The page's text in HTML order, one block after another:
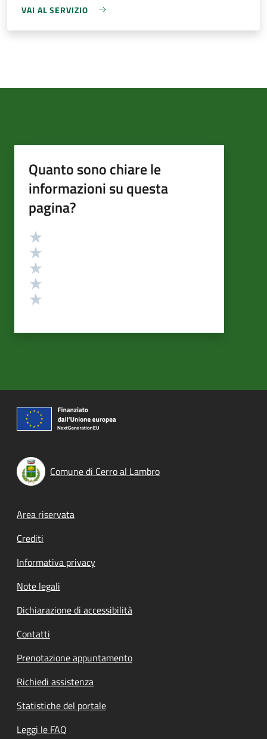
VAI AL SERVIZIO
Quanto sono chiare le
informazioni su questa
pagina?
Valutazione
Comune di Cerro al Lambro
Footer menu
Area riservata
Crediti
Informativa privacy
Note legali
Dichiarazione di accessibilità
Contatti
Prenotazione appuntamento
Richiedi assistenza
Statistiche del portale
Leggi le FAQ